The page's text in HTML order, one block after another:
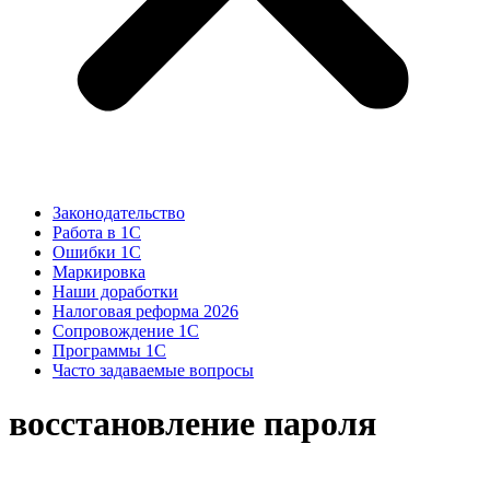
Законодательство
Работа в 1С
Ошибки 1С
Маркировка
Наши доработки
Налоговая реформа 2026
Сопровождение 1С
Программы 1С
Часто задаваемые вопросы
восстановление пароля